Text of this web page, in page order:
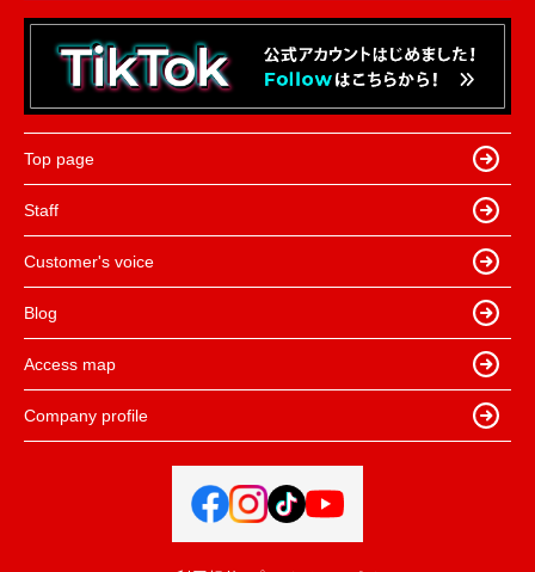
Top page
Staff
Customer's voice
Blog
Access map
Company profile